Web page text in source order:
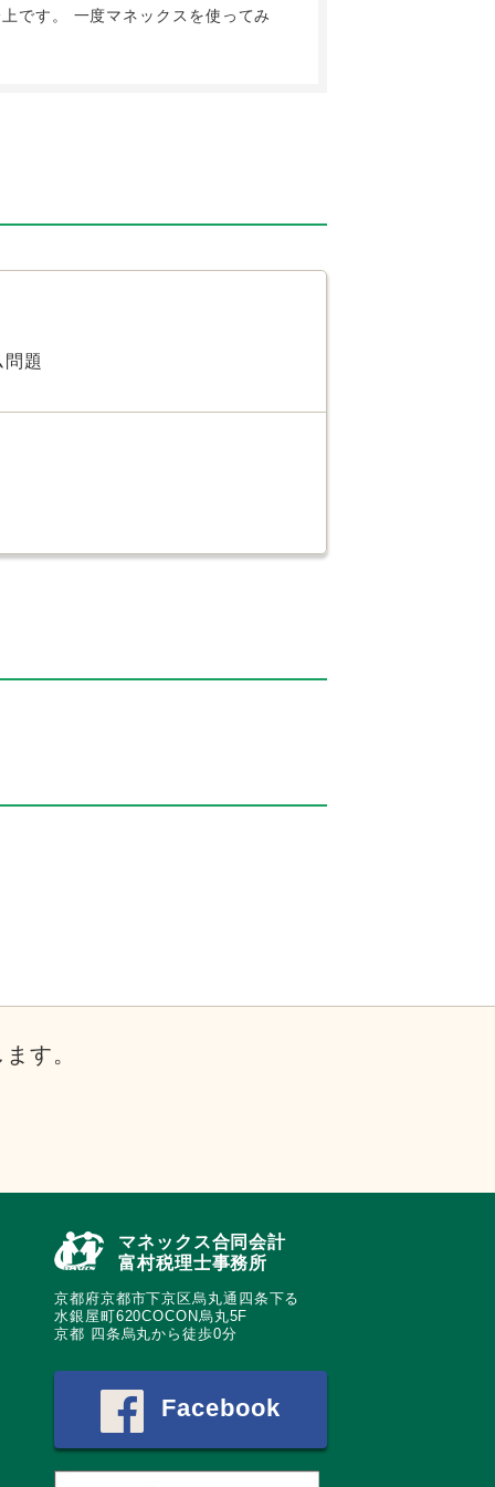
です。 一度マネックスを使ってみ
題
す。
マネックス合同会計
富村税理士事務所
京都府京都市下京区烏丸通四条下る
水銀屋町620COCON烏丸5F
京都 四条烏丸から徒歩0分
Facebook